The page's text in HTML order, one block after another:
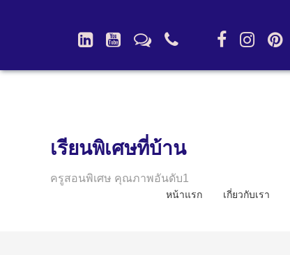
เรียนพิเศษที่บ้าน
ครูสอนพิเศษ คุณภาพอันดับ1
หน้าแรก เกี่ยวกับเรา